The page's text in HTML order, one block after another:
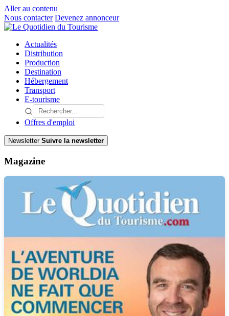
Aller au contenu
Nous contacter Devenez annonceur
Actualités
Distribution
Production
Destination
Hébergement
Transport
E-tourisme
Offres d'emploi
Newsletter Suivre la newsletter
Magazine